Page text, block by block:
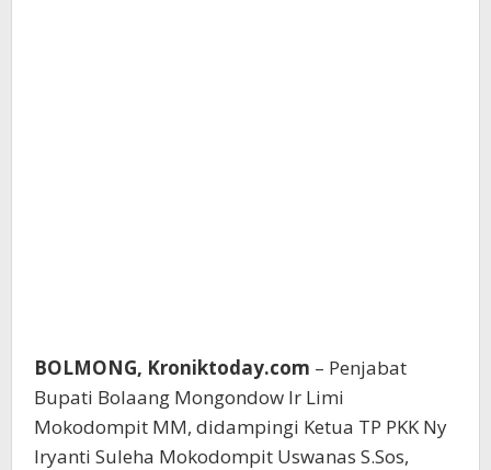
BOLMONG, Kroniktoday.com – Penjabat
Bupati Bolaang Mongondow Ir Limi
Mokodompit MM, didampingi Ketua TP PKK Ny
Iryanti Suleha Mokodompit Uswanas S.Sos,